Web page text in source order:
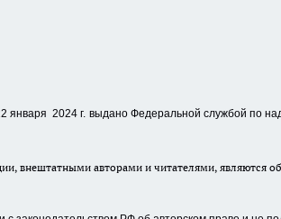
января 2024 г. выдано Федеральной службой по
внештатными авторами и читателями, являются